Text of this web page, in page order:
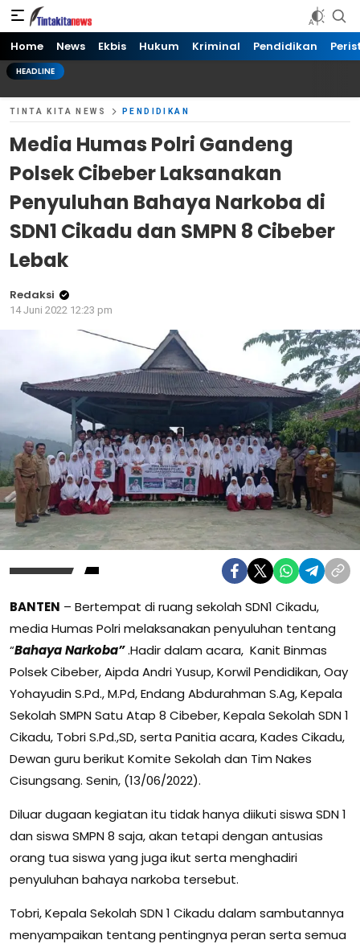
Tinta kita News
Informasi Terkini
Home News Ekbis Hukum Kriminal Pendidikan
HEADLINE
TINTA KITA NEWS PENDIDIKAN
Media Humas Polri Gandeng
Polsek Cibeber Laksanakan
Penyuluhan Bahaya Narkoba di
SDN1 Cikadu dan SMPN 8 Cibeber
Lebak
Redaksi
14 Juni 2022 12:23 pm
BANTEN – Bertempat di ruang sekolah SDN1 Cikadu,
media Humas Polri melaksanakan penyuluhan tentang
“BahayaNarkoba”.Hadir dalam acara, Kanit Binmas
Polsek Cibeber, Aipda Andri Yusup, Korwil Pendidikan, Oay
Yohayudin S.Pd., M.Pd, Endang Abdurahman S.Ag, Kepala
Sekolah SMPN Satu Atap 8 Cibeber, Kepala Sekolah SDN 1
Cikadu, Tobri S.Pd.,SD, serta Panitia acara, Kades Cikadu,
Dewan guru berikut Komite Sekolah dan Tim Nakes
Cisungsang. Senin, (13/06/2022).
Diluar dugaan kegiatan itu tidak hanya diikuti siswa SDN 1
dan siswa SMPN 8 saja, akan tetapi dengan antusias
orang tua siswa yang juga ikut serta menghadiri
penyuluhan bahaya narkoba tersebut.
Tobri, Kepala Sekolah SDN 1 Cikadu dalam sambutannya
menyampaikan tentang pentingnya peran serta semua